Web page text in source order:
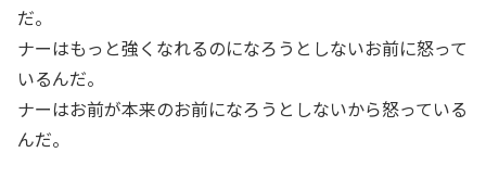
だ。
ナーはもっと強くなれるのになろうとしないお前に怒って
いるんだ。
ナーはお前が本来のお前になろうとしないから怒っている
んだ。